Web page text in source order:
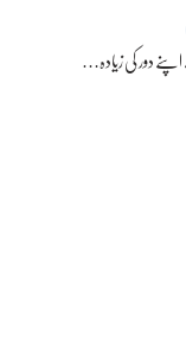
دور کی زیادہ…